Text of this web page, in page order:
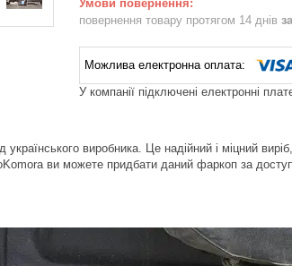
повернення товару протягом 14 днів
У компанії підключені електронні
українського виробника. Це надійний і міцний
ви можете придбати даний фаркоп за